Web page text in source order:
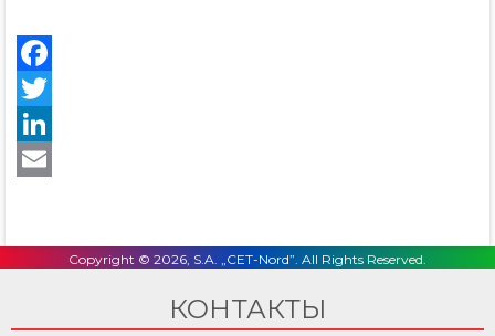
Copyright © 2026, S.A. „CET-Nord”. All Rights Reserved.
КОНТАКТЫ